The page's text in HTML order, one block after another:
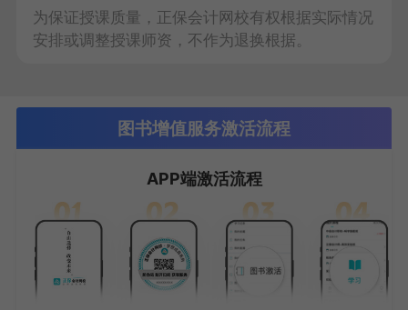
为保证授课质量，正保会计网校有权根据实际情况
安排或调整授课师资，不作为退换根据。
图书增值服务激活流程
APP端激活流程